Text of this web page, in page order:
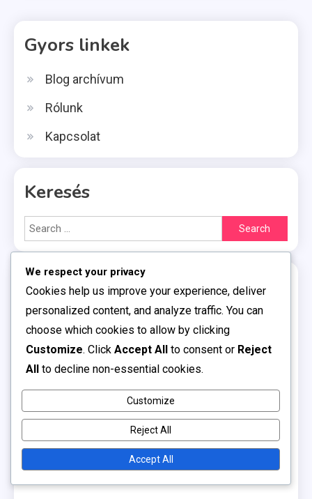
Gyors linkek
Blog archívum
Rólunk
Kapcsolat
Keresés
Search
for:
Kategóriák
Amerikai Futballjátékos Statisztikák és
Összehasonlítások
Bangladesi Futballjátékos Statisztikák
Bulgária Futballjátékos Statisztikák
Cseh Futballjátékos Statisztikák és
Összehasonlítások
We respect your privacy
Cookies help us improve your experience, deliver
personalized content, and analyze traffic. You can
choose which cookies to allow by clicking
Customize. Click Accept All to consent or Reject
All to decline non-essential cookies.
Customize
Reject All
Accept All